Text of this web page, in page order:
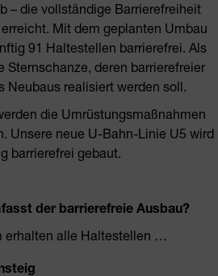
– die vollständige Barrierefreiheit
Mit dem geplanten Umbau
91 Haltestellen barrierefrei. Als
Sternschanze, deren barrierefreier
Neubaus realisiert werden soll.
die Umrüstungsmaßnahmen
Unsere neue U-Bahn-Linie U5 wird
barrierefrei gebaut.
der barrierefreie Ausbau?
erhalten alle Haltestellen …